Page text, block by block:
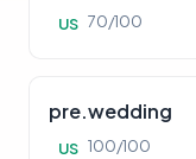
US 70/100
pre.wedding
US 100/100